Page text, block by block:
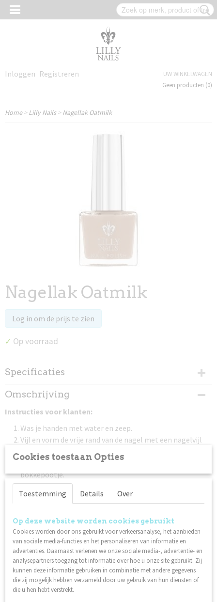
Inloggen Registreren
UW WINKELWAGEN
Geen producten (0)
Home>Lilly Nails>Nagellak Oatmilk
Nagellak Oatmilk
Log in om de prijs te zien
✓ Op voorraad
Specificaties
Productcode
97038
Omschrijving
Instructies voor klanten:
Was je handen met water en zeep.
Vijl en vorm de vrije rand van de nagel met een nagelvijl
met 240 grit.
Duw de nagelriem voorzichting terug met een (metalen)
bokkepootje.
Maak de nagelplaat schoon met Scrub. Zorg ervoor dat je
de nagelplaat na deze stap niet aanraakt.
minuten drogen.
Breng een dunne laag Lilli Nails Nagellak naar keuze aan.
Laat 2 - 3 minuten drogen. Herhaal deze stap nog een
keer voor het beste resultaat.
Werk af met een dunne laag Nagellak Top Coat. Laat 1
minuut drogen. Een extra laag topcoat zorgt voor een
betere houdbaarheid.
Cookies toestaan Opties
Toestemming Details Over
Op deze website worden cookies gebruikt
Cookies worden door ons gebruikt voor verkeersanalyse, het aanbieden
van sociale media-functies en het personaliseren van informatie en
advertenties. Daarnaast verlenen we onze sociale media-, advertentie- en
analysepartners toegang tot informatie over hoe u onze site gebruikt. Zij
kunnen deze informatie gebruiken in combinatie met andere gegevens
die zij mogelijk hebben verzameld door uw gebruik van hun diensten of
die u hen hebt verstrekt.